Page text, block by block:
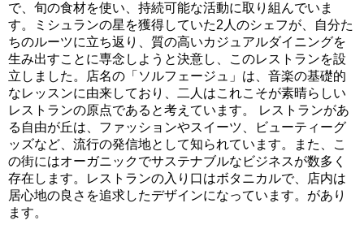
で、旬の食材を使い、持続可能な活動に取り組んでいま
す。ミシュランの星を獲得していた2人のシェフが、自分た
ちのルーツに立ち返り、質の高いカジュアルダイニングを
生み出すことに専念しようと決意し、このレストランを設
立しました。店名の「ソルフェージュ」は、音楽の基礎的
なレッスンに由来しており、二人はこれこそが素晴らしい
レストランの原点であると考えています。 レストランがあ
る自由が丘は、ファッションやスイーツ、ビューティーグ
ッズなど、流行の発信地として知られています。また、こ
の街にはオーガニックでサステナブルなビジネスが数多く
存在します。レストランの入り口はボタニカルで、店内は
居心地の良さを追求したデザインになっています。があり
ます。